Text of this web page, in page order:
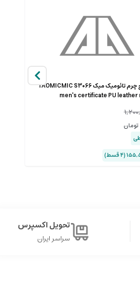
جاکارتی طرح چرم تائومیک میک TAOMICMIC S3066
men's certificate PU
تومان
تحویل اکسپرس
سراسر ایران